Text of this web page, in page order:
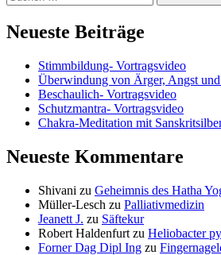
Neueste Beiträge
Stimmbildung- Vortragsvideo
Überwindung von Ärger, Angst
Beschaulich- Vortragsvideo
Schutzmantra- Vortragsvideo
Chakra-Meditation mit
Neueste Kommentare
Shivani zu Geheimnis des Hatha
Müller-Lesch zu Palliativmedizin
Jeanett J. zu Säftekur
Robert Haldenfurt zu Heliobacter
Forner Dag Dipl Ing zu